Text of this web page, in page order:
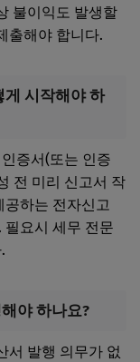
불이익도 발생할
출해야 합니다.
게 시작해야 하
증서(또는 인증
전 미리 신고서 작
공하는 전자신고
필요시 세무 전문
야 하나요?
서 발행 의무가 없